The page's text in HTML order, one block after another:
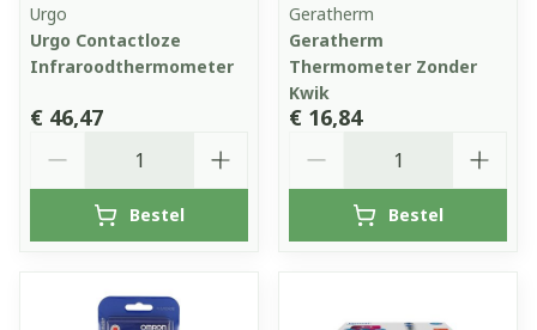
Urgo
Urgo Contactloze
Infraroodthermometer
€ 46,47
Bestel
Geratherm
Geratherm
Thermometer Zonder
Kwik
€ 16,84
Bestel